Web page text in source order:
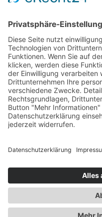
Helau – jetzt